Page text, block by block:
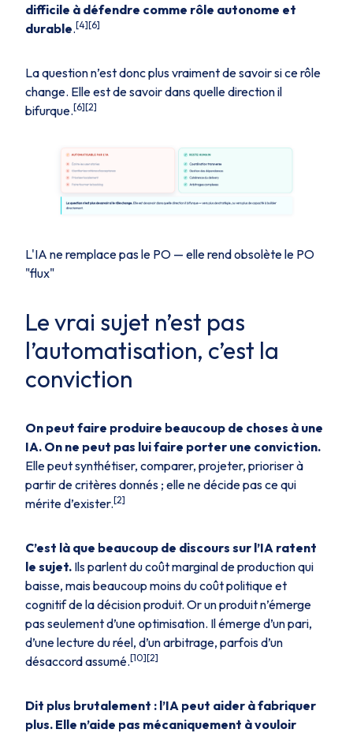
difficile à défendre comme rôle autonome et
durable.[4][6]
La question n’est donc plus vraiment de savoir si ce rôle
change. Elle est de savoir dans quelle direction il
bifurque.[6][2]
L'IA ne remplace pas le PO — elle rend obsolète le PO
"flux"
Le vrai sujet n’est pas
l’automatisation, c’est la
conviction
On peut faire produire beaucoup de choses à une
IA. On ne peut pas lui faire porter une conviction.
Elle peut synthétiser, comparer, projeter, prioriser à
partir de critères donnés ; elle ne décide pas ce qui
mérite d’exister.[2]
C’est là que beaucoup de discours sur l’IA ratent
le sujet. Ils parlent du coût marginal de production qui
baisse, mais beaucoup moins du coût politique et
cognitif de la décision produit. Or un produit n’émerge
pas seulement d’une optimisation. Il émerge d’un pari,
d’une lecture du réel, d’un arbitrage, parfois d’un
désaccord assumé.[10][2]
Dit plus brutalement : l’IA peut aider à fabriquer
plus. Elle n’aide pas mécaniquement à vouloir